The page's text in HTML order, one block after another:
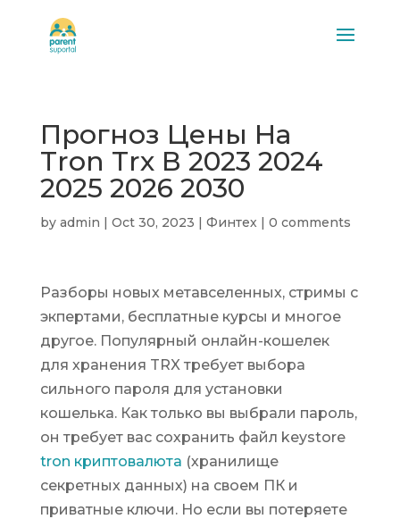
Прогноз Цены На
Tron Trx В 2023 2024
2025 2026 2030
by admin | Oct 30, 2023 | Финтех | 0 comments
Разборы новых метавселенных, стримы с
экпертами, бесплатные курсы и многое
другое. Популярный онлайн-кошелек
для хранения TRX требует выбора
сильного пароля для установки
кошелька. Как только вы выбрали пароль,
он требует вас сохранить файл keystore
tron криптовалюта (хранилище
секретных данных) на своем ПК и
приватные ключи. Но если вы потеряете